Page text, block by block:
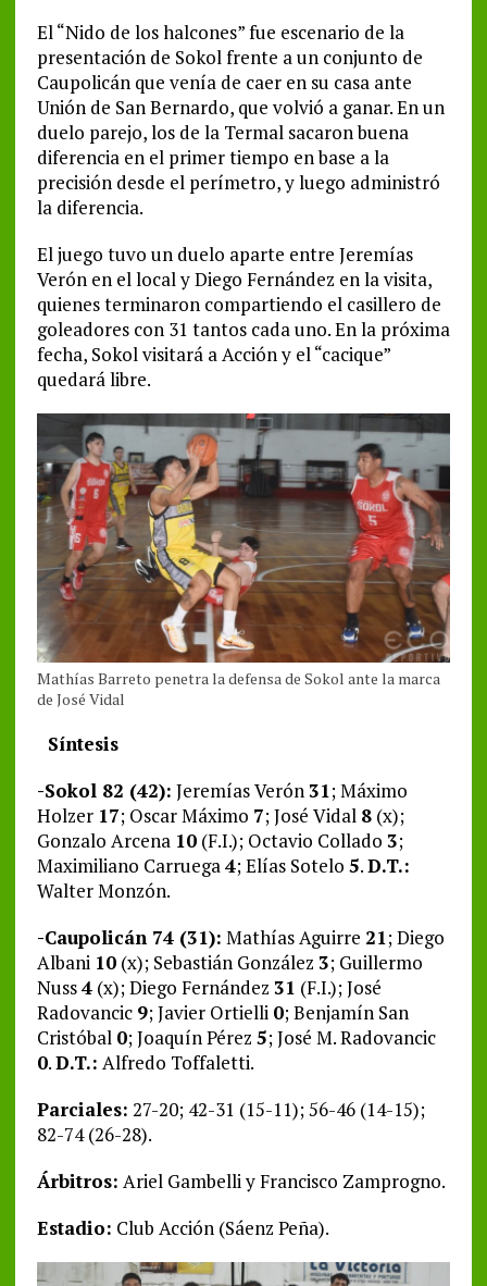
El “Nido de los halcones” fue escenario de la
presentación de Sokol frente a un conjunto de
Caupolicán que venía de caer en su casa ante
Unión de San Bernardo, que volvió a ganar. En un
duelo parejo, los de la Termal sacaron buena
diferencia en el primer tiempo en base a la
precisión desde el perímetro, y luego administró
la diferencia.
El juego tuvo un duelo aparte entre Jeremías
Verón en el local y Diego Fernández en la visita,
quienes terminaron compartiendo el casillero de
goleadores con 31 tantos cada uno. En la próxima
fecha, Sokol visitará a Acción y el “cacique”
quedará libre.
Mathías Barreto penetra la defensa de Sokol ante la marca
de José Vidal
Síntesis
-Sokol 82 (42): Jeremías Verón31; Máximo
Holzer 17; Oscar Máximo 7; José Vidal 8(x);
Gonzalo Arcena 10(F.I.); Octavio Collado 3;
Maximiliano Carruega4; Elías Sotelo 5.D.T.:
Walter Monzón.
-Caupolicán 74 (31): Mathías Aguirre 21; Diego
Albani 10(x); Sebastián González 3; Guillermo
Nuss4(x); Diego Fernández 31 (F.I.); José
Radovancic 9; Javier Ortielli 0; Benjamín San
Cristóbal 0; Joaquín Pérez 5; José M. Radovancic
0.D.T.: Alfredo Toffaletti.
Parciales: 27-20; 42-31 (15-11); 56-46 (14-15);
82-74 (26-28).
Árbitros: Ariel Gambelli y Francisco Zamprogno.
Estadio: Club Acción (Sáenz Peña).